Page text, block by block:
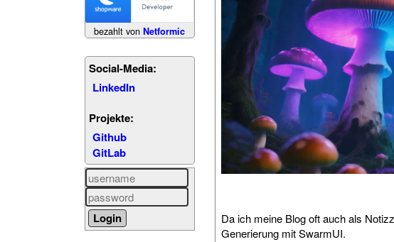
bezahlt vonNetformic
Social-Media:
LinkedIn
Projekte:
Github
GitLab
Da ich meine Blog oft auch als
Generierung mit SwarmUI.